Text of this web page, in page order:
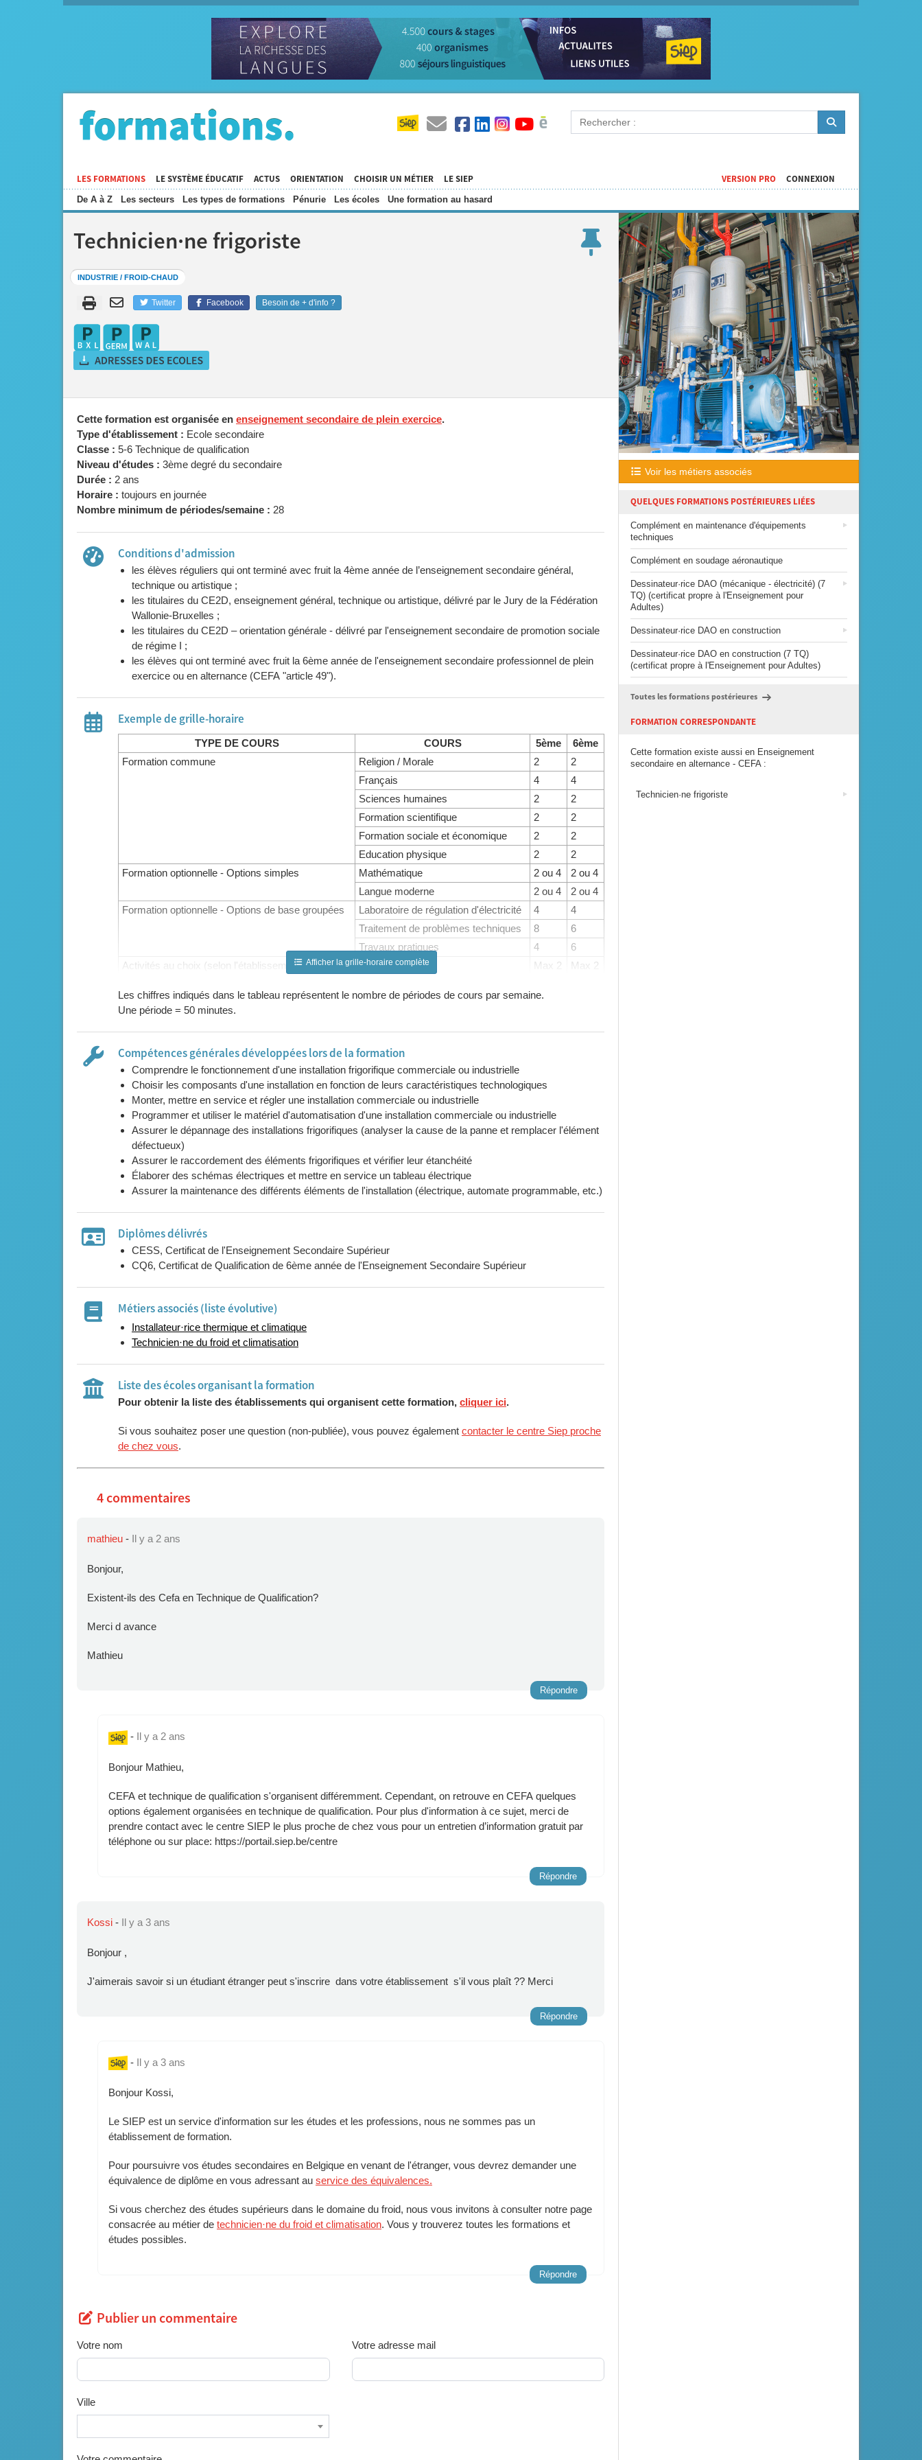
LES FORMATIONS
De A à Z Les secteurs Les types de formations Pénurie Les écoles Une formation au hasard
LE SYSTÈME ÉDUCATIF ACTUS ORIENTATION CHOISIR UN MÉTIER LE SIEP CONNEXION
VERSION PRO
Technicien·ne frigoriste
INDUSTRIE / FROID-CHAUD
Twitter Facebook Besoin de + d'info ?
Cette formation est organisée en enseignement secondaire de plein exercice.
Type d'établissement : Ecole secondaire
Classe : 5-6 Technique de qualification
Niveau d'études : 3ème degré du secondaire
Durée : 2 ans
Horaire : toujours en journée
Nombre minimum de périodes/semaine : 28
Conditions d'admission
les élèves réguliers qui ont terminé avec fruit la 4ème année de l’enseignement secondaire général,
technique ou artistique ;
les titulaires du CE2D, enseignement général, technique ou artistique, délivré par le Jury de la Fédération
Wallonie-Bruxelles ;
les titulaires du CE2D – orientation générale - délivré par l'enseignement secondaire de promotion sociale
de régime I ;
les élèves qui ont terminé avec fruit la 6ème année de l'enseignement secondaire professionnel de plein
exercice ou en alternance (CEFA "article 49").
Exemple de grille-horaire
TYPE DE COURS COURS 5ème
6ème
Formation commune
Religion / Morale 2
2
Français
4
4
Sciences humaines
2
2
Formation scientifique
2
2
Formation sociale et économique
2
2
Education physique
2
2
Formation optionnelle - Options simples
Mathématique 2 ou 4
2 ou 4
Langue moderne
2 ou 4
2 ou 4
Formation optionnelle - Options de base groupées
Laboratoire de régulation d'électricité 4
4
Traitement de problèmes techniques
8
6
Travaux pratiques
4
6
Activités au choix (selon l'établissement)
Max 2
Max 2
Remédiation
Max 2
Afficher la grille-horaire complète
Les chiffres indiqués dans le tableau représentent le nombre de périodes de cours par semaine.
Une période = 50 minutes.
Compétences générales développées lors de la formation
Comprendre le fonctionnement d'une installation frigorifique commerciale ou industrielle
Choisir les composants d'une installation en fonction de leurs caractéristiques technologiques
Monter, mettre en service et régler une installation commerciale ou industrielle
Programmer et utiliser le matériel d'automatisation d'une installation commerciale ou industrielle
Assurer le dépannage des installations frigorifiques (analyser la cause de la panne et remplacer l'élément
défectueux)
Assurer le raccordement des éléments frigorifiques et vérifier leur étanchéité
Élaborer des schémas électriques et mettre en service un tableau électrique
Assurer la maintenance des différents éléments de l'installation (électrique, automate programmable, etc.)
Diplômes délivrés
CESS, Certificat de l'Enseignement Secondaire Supérieur
CQ6, Certificat de Qualification de 6ème année de l'Enseignement Secondaire Supérieur
Métiers associés (liste évolutive)
Installateur·rice thermique et climatique
Technicien·ne du froid et climatisation
Liste des écoles organisant la formation
Pour obtenir la liste des établissements qui organisent cette formation, cliquer ici.
Si vous souhaitez poser une question (non-publiée), vous pouvez également contacter le centre Siep proche
de chez vous.
4 commentaires
mathieu - Il y a 2 ans
Bonjour,
Existent-ils des Cefa en Technique de Qualification?
Merci d avance
Mathieu
Répondre
- Il y a 2 ans
Bonjour Mathieu,
CEFA et technique de qualification s'organisent différemment. Cependant, on retrouve en CEFA quelques
options également organisées en technique de qualification. Pour plus d'information à ce sujet, merci de
prendre contact avec le centre SIEP le plus proche de chez vous pour un entretien d’information gratuit par
téléphone ou sur place: https://portail.siep.be/centre
Répondre
Kossi - Il y a 3 ans
Bonjour ,
J'aimerais savoir si un étudiant étranger peut s'inscrire dans votre établissement s'il vous plaît ?? Merci
Répondre
- Il y a 3 ans
Bonjour Kossi,
Le SIEP est un service d'information sur les études et les professions, nous ne sommes pas un
établissement de formation.
Pour poursuivre vos études secondaires en Belgique en venant de l'étranger, vous devrez demander une
équivalence de diplôme en vous adressant au service des équivalences.
Si vous cherchez des études supérieurs dans le domaine du froid, nous vous invitons à consulter notre page
consacrée au métier de technicien·ne du froid et climatisation. Vous y trouverez toutes les formations et
études possibles.
Répondre
Publier un commentaire
Votre nom Votre adresse mail
Ville
Voir les métiers associés
QUELQUES FORMATIONS POSTÉRIEURES LIÉES
Complément en maintenance d'équipements
techniques
Complément en soudage aéronautique
Dessinateur·rice DAO (mécanique - électricité) (7
TQ) (certificat propre à l'Enseignement pour
Adultes)
Dessinateur·rice DAO en construction
Dessinateur·rice DAO en construction (7 TQ)
(certificat propre à l'Enseignement pour Adultes)
Toutes les formations postérieures
FORMATION CORRESPONDANTE
Cette formation existe aussi en Enseignement
secondaire en alternance - CEFA :
Technicien·ne frigoriste